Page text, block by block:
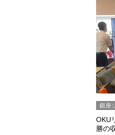
銀座
OKU
勝の